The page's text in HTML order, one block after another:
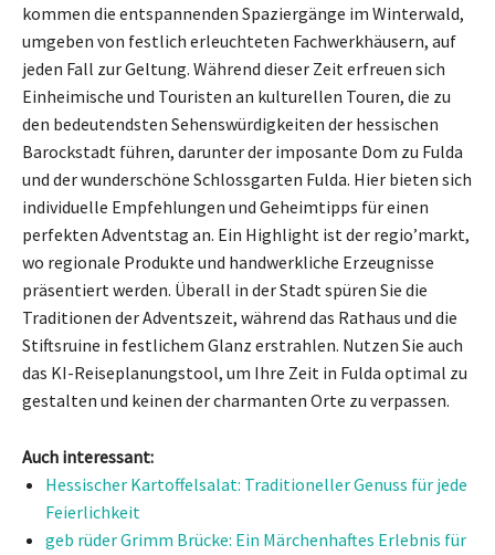
kommen die entspannenden Spaziergänge im Winterwald,
umgeben von festlich erleuchteten Fachwerkhäusern, auf
jeden Fall zur Geltung. Während dieser Zeit erfreuen sich
Einheimische und Touristen an kulturellen Touren, die zu
den bedeutendsten Sehenswürdigkeiten der hessischen
Barockstadt führen, darunter der imposante Dom zu Fulda
und der wunderschöne Schlossgarten Fulda. Hier bieten sich
individuelle Empfehlungen und Geheimtipps für einen
perfekten Adventstag an. Ein Highlight ist der regio’markt,
wo regionale Produkte und handwerkliche Erzeugnisse
präsentiert werden. Überall in der Stadt spüren Sie die
Traditionen der Adventszeit, während das Rathaus und die
Stiftsruine in festlichem Glanz erstrahlen. Nutzen Sie auch
das KI-Reiseplanungstool, um Ihre Zeit in Fulda optimal zu
gestalten und keinen der charmanten Orte zu verpassen.
Auch interessant:
Hessischer Kartoffelsalat: Traditioneller Genuss für jede
Feierlichkeit
geb rüder Grimm Brücke: Ein Märchenhaftes Erlebnis für